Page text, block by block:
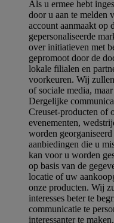
Als u ermee hebt
door u aan te melden
account aanmaakt op
gepersonaliseerde
over initiatieven met
gepromoot door de
lokale filialen en
voorkeuren. Wij
of sociale media,
Dergelijke
Creuset-producten of
evenementen,
worden
aanbiedingen die u
kan voor u worden
op basis van de
locatie of uw
onze producten. Wij
interesses beter te
communicatie te
interessanter te